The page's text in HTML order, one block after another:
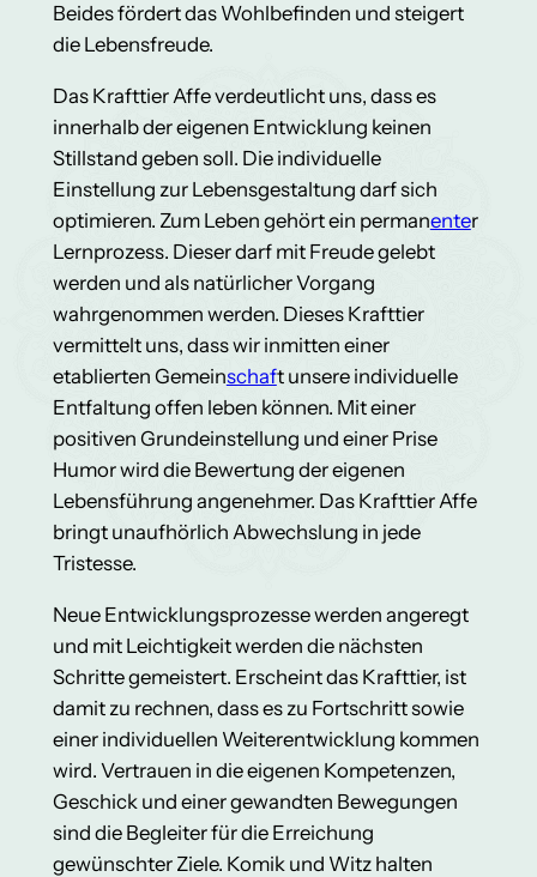
Beides fördert das Wohlbefinden und steigert
die Lebensfreude.
Das Krafttier Affe verdeutlicht uns, dass es
innerhalb der eigenen Entwicklung keinen
Stillstand geben soll. Die individuelle
Einstellung zur Lebensgestaltung darf sich
optimieren. Zum Leben gehört ein permanenter
Lernprozess. Dieser darf mit Freude gelebt
werden und als natürlicher Vorgang
wahrgenommen werden. Dieses Krafttier
vermittelt uns, dass wir inmitten einer
etablierten Gemeinschaft unsere individuelle
Entfaltung offen leben können. Mit einer
positiven Grundeinstellung und einer Prise
Humor wird die Bewertung der eigenen
Lebensführung angenehmer. Das Krafttier Affe
bringt unaufhörlich Abwechslung in jede
Tristesse.
Neue Entwicklungsprozesse werden angeregt
und mit Leichtigkeit werden die nächsten
Schritte gemeistert. Erscheint das Krafttier, ist
damit zu rechnen, dass es zu Fortschritt sowie
einer individuellen Weiterentwicklung kommen
wird. Vertrauen in die eigenen Kompetenzen,
Geschick und einer gewandten Bewegungen
sind die Begleiter für die Erreichung
gewünschter Ziele. Komik und Witz halten